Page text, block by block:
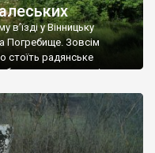
у Вінницьку
Погребище. Зовсім
стоїть радянське
а трохи далі, десь
у траві – […]